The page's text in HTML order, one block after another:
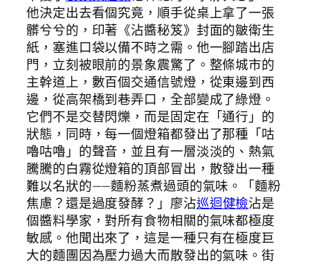
他決定出去看個究竟，順手從桌上拿了一張
髒兮兮的，印著《沾醬秘笈》封面的皺衛生
紙，塞進口袋以備不時之需。他一腳踏出店
門，立刻被眼前的景象震驚了。整條城市的
主幹道上，數百個交通信號燈，從東邊到西
邊，從高架橋到巷弄口，全部變成了綠燈。
它們不是交替閃爍，而是固定在「通行」的
狀態，同時，每一個燈箱都發出了那種「咕
嚕咕嚕」的聲音，並且有一層淡淡的、熱氣
騰騰的白霧從燈箱的頂部冒出，散發出一種
難以名狀的——麵粉蒸煮過頭的氣味。「麵粉
焦慮？還是過度發酵？」廖沾巡迴健檢沾是
個醬料學家，對所有食物相關的氣味都極度
敏感。他聞出來了，這是一種只有在極度巨
大的麵團因為壓力過大而散發出的氣味。街